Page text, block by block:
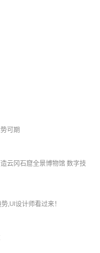
可期
云冈石窟全景博物馆 数字技
,UI设计师看过来！